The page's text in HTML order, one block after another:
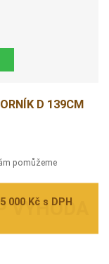
D 139CM
pomůžeme
000 Kč s DPH